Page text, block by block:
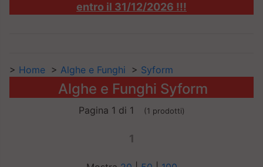
entro il 31/12/2026 !!!
> Home > Alghe e Funghi > Syform
Alghe e Funghi Syform
Pagina 1 di 1 (1 prodotti)
1